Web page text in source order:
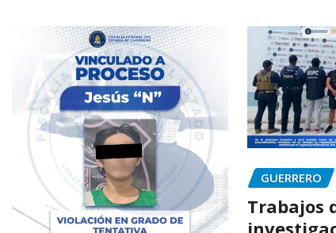
GUERRERO
Trabajos